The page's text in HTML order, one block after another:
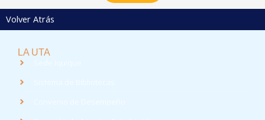
Volver Atrás
LA UTA